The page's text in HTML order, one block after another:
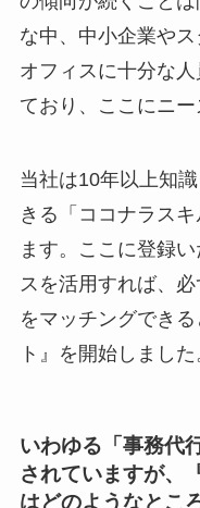
な中、中小企業や
オフィスに十分な
ており、ここにニ
当社は10年以上知
きる「ココナラス
ます。ここに登録
スを活用すれば、
をマッチングでき
ト』を開始しました
いわゆる「事務代
されていますが、
はどのようなとこ